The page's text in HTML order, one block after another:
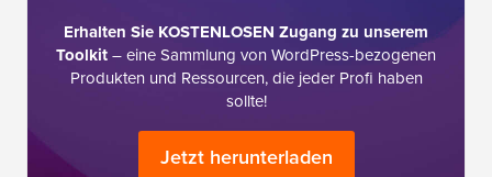
Erhalten Sie KOSTENLOSEN Zugang zu unserem
Toolkit– eine Sammlung von WordPress-bezogenen
Produkten und Ressourcen, die jeder Profi haben
sollte!
Jetzt herunterladen